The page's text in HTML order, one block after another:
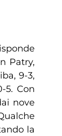
Patry,
9-3,
5. Con
nove
la